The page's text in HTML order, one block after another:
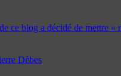
ce blog a décidé de mettre
Dèbes